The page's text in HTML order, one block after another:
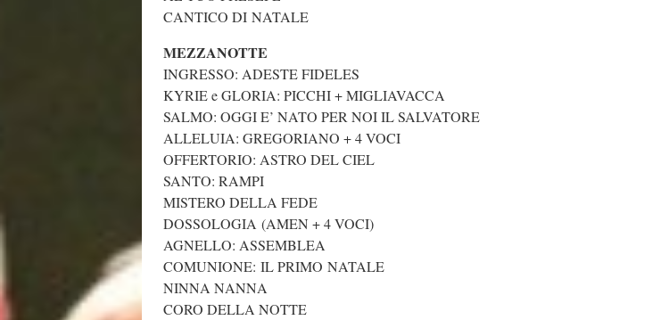
CANTICO DI NATALE
MEZZANOTTE
INGRESSO: ADESTE FIDELES
KYRIE e GLORIA: PICCHI + MIGLIAVACCA
SALMO: OGGI E’ NATO PER NOI IL SALVATORE
ALLELUIA: GREGORIANO + 4 VOCI
OFFERTORIO: ASTRO DEL CIEL
SANTO: RAMPI
MISTERO DELLA FEDE
DOSSOLOGIA (AMEN + 4 VOCI)
AGNELLO: ASSEMBLEA
COMUNIONE: IL PRIMO NATALE
NINNA NANNA
CORO DELLA NOTTE